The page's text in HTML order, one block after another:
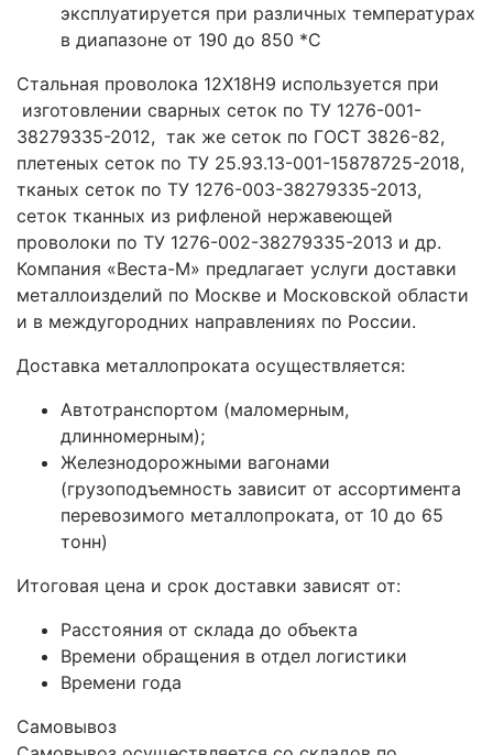
эксплуатируется при различных температурах
в диапазоне от 190 до 850 *С
Стальная проволока 12Х18Н9 используется при
изготовлении сварных сеток по ТУ 1276-001-
38279335-2012, так же сеток по ГОСТ 3826-82,
плетеных сеток по ТУ 25.93.13-001-15878725-2018,
тканых сеток по ТУ 1276-003-38279335-2013,
сеток тканных из рифленой нержавеющей
проволоки по ТУ 1276-002-38279335-2013 и др.
Компания «Веста-М» предлагает услуги доставки
металлоизделий по Москве и Московской области
и в междугородних направлениях по России.
Доставка металлопроката осуществляется:
Автотранспортом (маломерным,
длинномерным);
Железнодорожными вагонами
(грузоподъемность зависит от ассортимента
перевозимого металлопроката, от 10 до 65
тонн)
Итоговая цена и срок доставки зависят от:
Расстояния от склада до объекта
Времени обращения в отдел логистики
Времени года
Самовывоз